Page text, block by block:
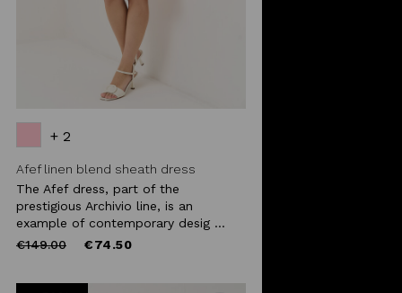
+ 2
Afef linen blend sheath dress
The Afef dress, part of the
prestigious Archivio line, is an
example of contemporary desig ...
Price
€149.00to €74.50